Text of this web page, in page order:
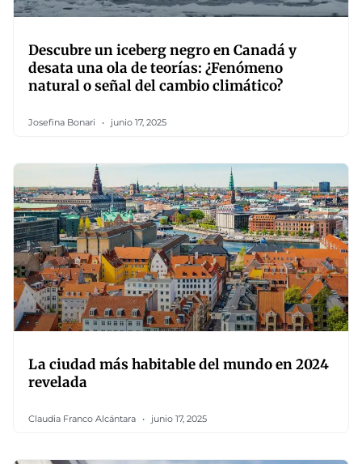
Descubre un iceberg negro en Canadá y
desata una ola de teorías: ¿Fenómeno
natural o señal del cambio climático?
Josefina Bonari junio 17, 2025
La ciudad más habitable del mundo en 2024
revelada
Claudia Franco Alcántara junio 17, 2025